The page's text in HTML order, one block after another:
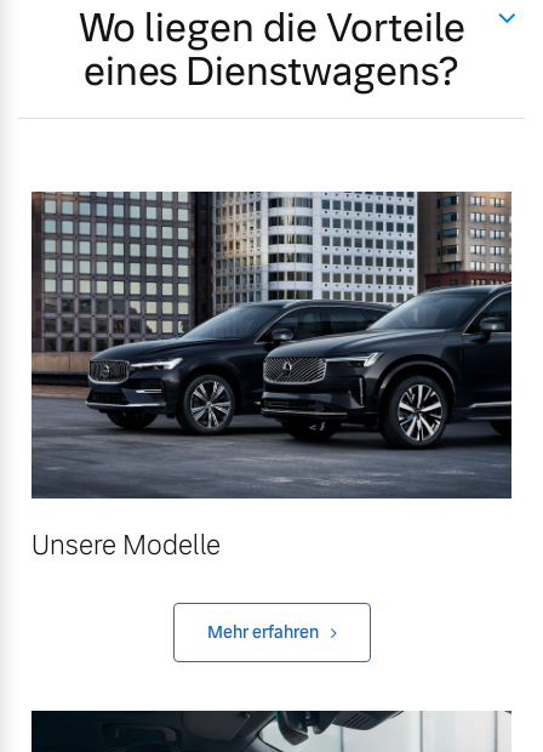
Wo liegen die Vorteile
eines Dienstwagens?
Unsere Modelle
Mehr erfahren